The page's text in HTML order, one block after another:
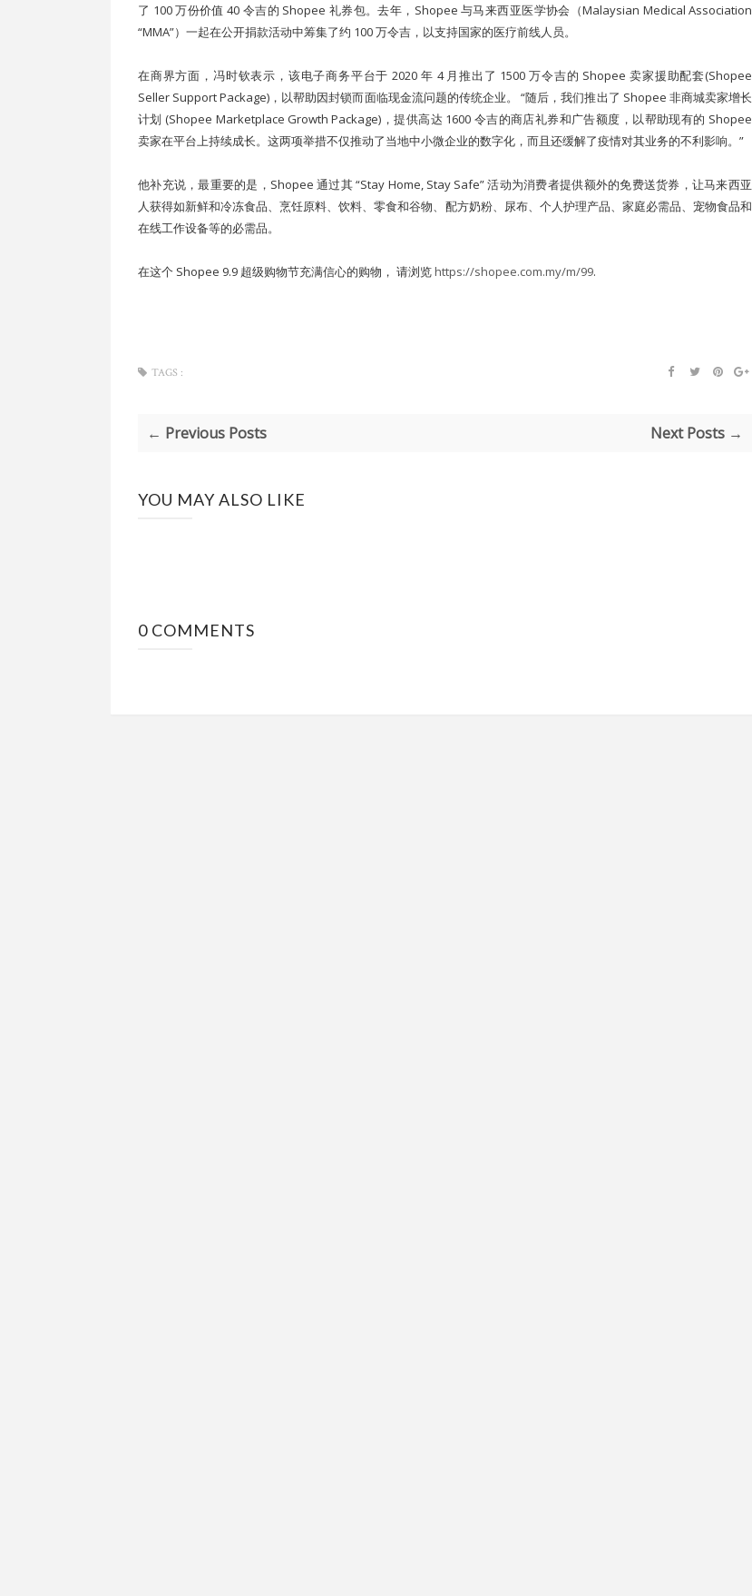
了 100 万份价值 40 令吉的 Shopee 礼券包。去年，Shopee 与马来西亚医学协会（Malaysian Medical Association
“MMA”）一起在公开捐款活动中筹集了约 100 万令吉，以支持国家的医疗前线人员。
在商界方面，冯时钦表示，该电子商务平台于 2020 年 4 月推出了 1500 万令吉的 Shopee 卖家援助配套(Shopee
Seller Support Package)，以帮助因封锁而面临现金流问题的传统企业。 “随后，我们推出了 Shopee 非商城卖家增长
计划 (Shopee Marketplace Growth Package)，提供高达 1600 令吉的商店礼券和广告额度，以帮助现有的 Shopee
卖家在平台上持续成长。这两项举措不仅推动了当地中小微企业的数字化，而且还缓解了疫情对其业务的不利影响。”
他补充说，最重要的是，Shopee 通过其 “Stay Home, Stay Safe” 活动为消费者提供额外的免费送货券，让马来西亚
人获得如新鲜和冷冻食品、烹饪原料、饮料、零食和谷物、配方奶粉、尿布、个人护理产品、家庭必需品、宠物食品和
在线工作设备等的必需品。
在这个 Shopee 9.9 超级购物节充满信心的购物， 请浏览https://shopee.com.my/m/99.
TAGS :
← Previous Posts Next Posts →
YOU MAY ALSO LIKE
0 COMMENTS